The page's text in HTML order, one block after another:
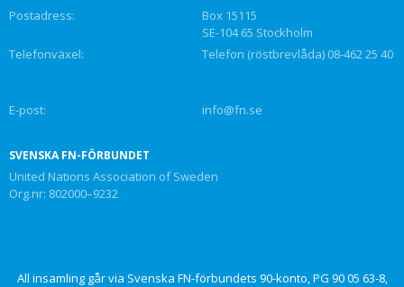
Postadress:
Box 15115
SE-104 65 Stockholm
Telefonväxel:
Telefon (röstbrevlåda) 08-462 25 40
E-post: info@fn.se
SVENSKA FN-FÖRBUNDET
United Nations Association of Sweden
Org.nr: 802000–9232
All insamling går via Svenska FN-förbundets 90-konto, PG 90 05 63-8,